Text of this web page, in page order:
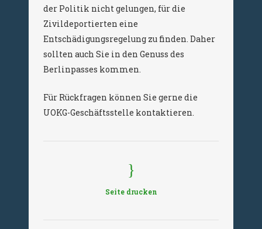
der Politik nicht gelungen, für die
Zivildeportierten eine
Entschädigungsregelung zu finden. Daher
sollten auch Sie in den Genuss des
Berlinpasses kommen.
Für Rückfragen können Sie gerne die
UOKG-Geschäftsstelle kontaktieren.
Seite drucken